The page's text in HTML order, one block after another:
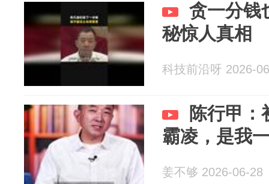
贪一分钱
秘惊人真相
科技前沿呀 2026-
陈行甲：
霸凌，是我
姜不够 2026-06-28